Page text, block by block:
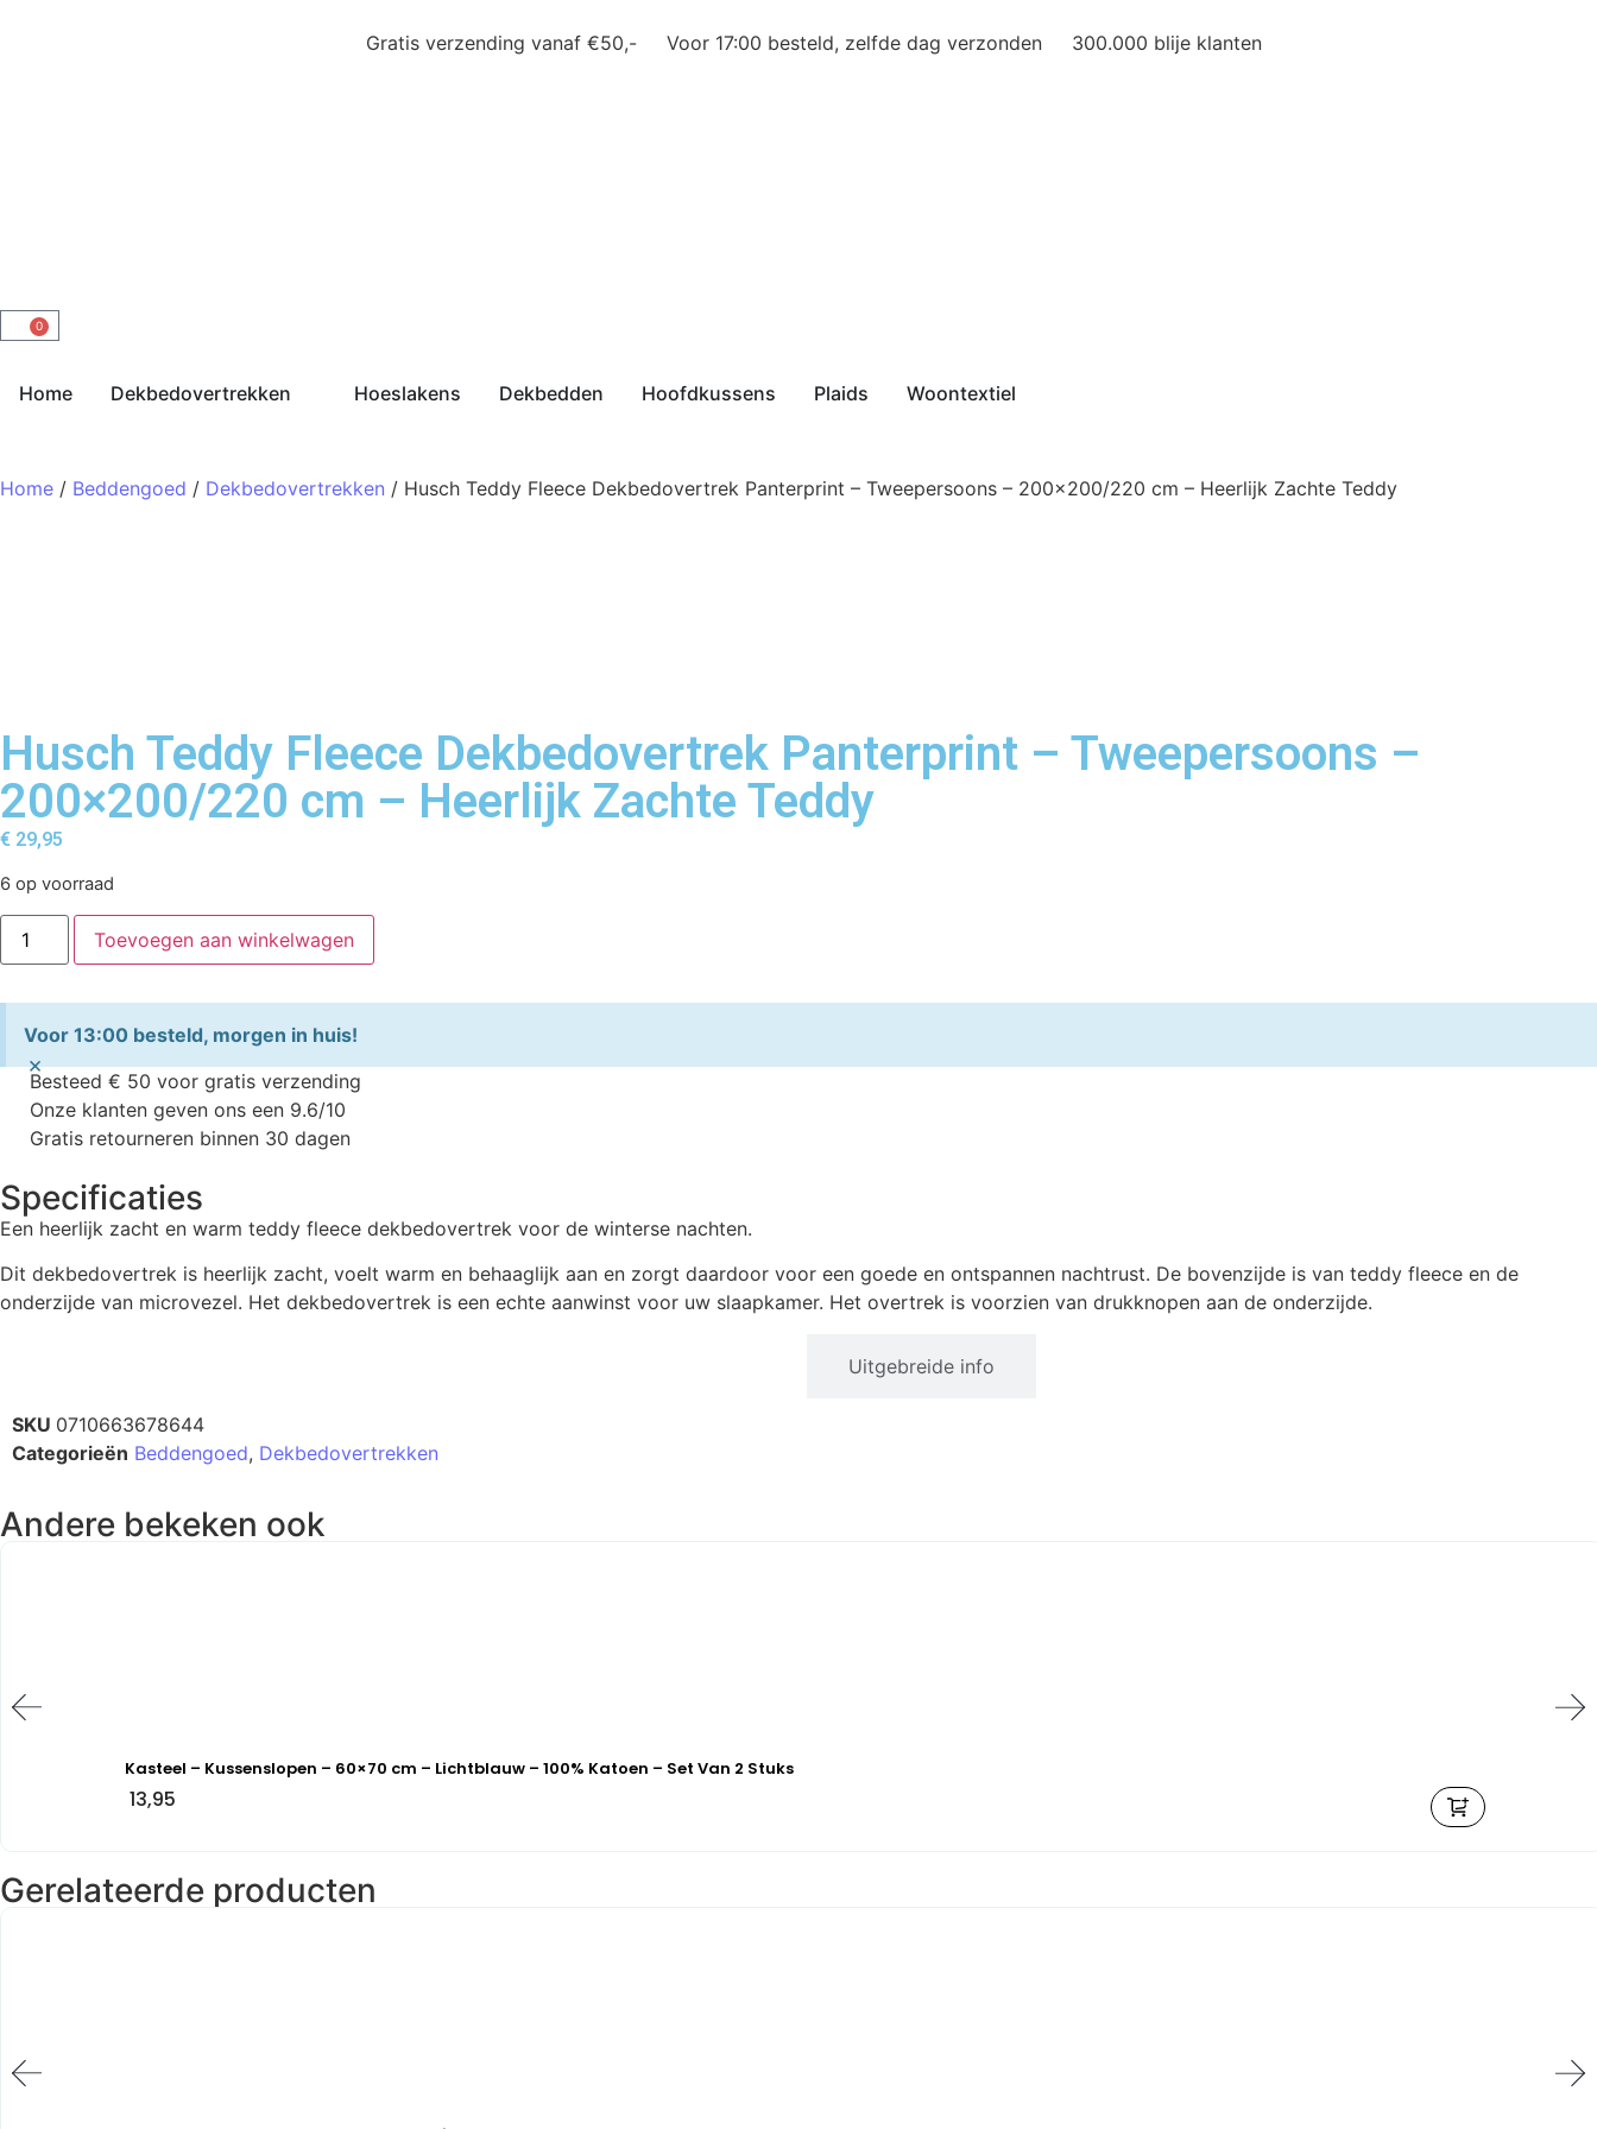
Gratis verzending vanaf €50,- Voor 17:00 besteld, zelfde dag verzonden 300.000 blije klanten
0
Home Dekbedovertrekken Hoeslakens Dekbedden Hoofdkussens Plaids Woontextiel
Home / Beddengoed / Dekbedovertrekken / Husch Teddy Fleece Dekbedovertrek Panterprint – Tweepersoons – 200×200/220 cm – Heerlijk Zachte Teddy
Husch Teddy Fleece Dekbedovertrek Panterprint – Tweepersoons –
200×200/220 cm – Heerlijk Zachte Teddy
€ 29,95
6 op voorraad
Toevoegen aan winkelwagen
Voor 13:00 besteld, morgen in huis!
×
Besteed € 50 voor gratis verzending
Onze klanten geven ons een 9.6/10
Gratis retourneren binnen 30 dagen
Specificaties
Een heerlijk zacht en warm teddy fleece dekbedovertrek voor de winterse nachten.
Dit dekbedovertrek is heerlijk zacht, voelt warm en behaaglijk aan en zorgt daardoor voor een goede en ontspannen nachtrust. De bovenzijde is van teddy fleece en de
onderzijde van microvezel. Het dekbedovertrek is een echte aanwinst voor uw slaapkamer. Het overtrek is voorzien van drukknopen aan de onderzijde.
Uitgebreide info
SKU 0710663678644
Categorieën Beddengoed, Dekbedovertrekken
Andere bekeken ook
Kasteel – Kussenslopen – 60×70 cm – Lichtblauw – 100% Katoen – Set Van 2 Stuks
13,95
Gerelateerde producten